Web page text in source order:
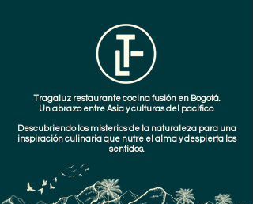
Tragaluz restaurante cocina fusión en Bogotá.
Un abrazo entre Asia y culturas del pacifico.
Descubriendo los misterios de la naturaleza para una
inspiración culinaria que nutre el alma y despierta los
sentidos.